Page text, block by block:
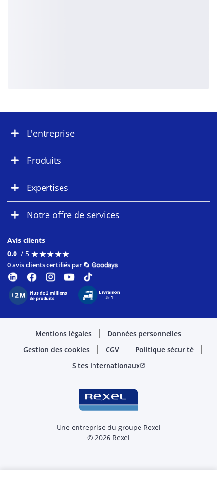
L'entreprise
Produits
Expertises
Notre offre de services
Avis clients
0.0 / 5 ★★★★★
★★★★★
0 avis clients certifiés par
Mentions légales
Données personnelles
Gestion des cookies
CGV
Politique sécurité
Sites internationauxopen_in_new
Une entreprise du groupe Rexel
© 2026 Rexel